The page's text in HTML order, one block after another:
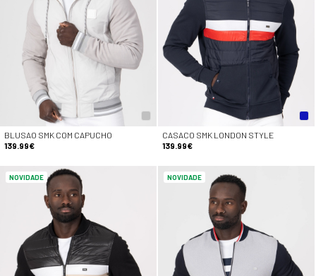
BLUSAO SMK COM CAPUCHO
139.99€
CASACO SMK LONDON STYLE
139.99€
NOVIDADE NOVIDADE